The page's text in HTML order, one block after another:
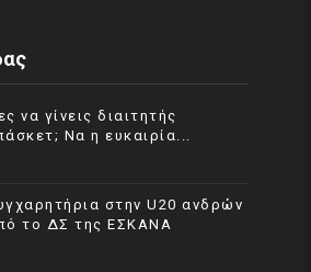
να γίνεις διαιτητής
Να η ευκαιρία...
στην U20 ανδρών
το ΔΣ της ΕΣΚΑΝΑ